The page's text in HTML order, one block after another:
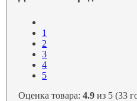
1
2
3
4
5
Оценка товара:4.9 из 5 (33